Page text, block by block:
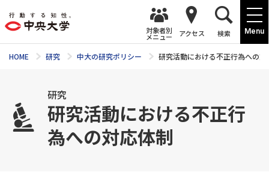
Menu
対象者別
メニュー アクセス 検索
HOME 研究 中大の研究ポリシー 研究活動における不正行為への対
研究
研究活動における不正行
為への対応体制